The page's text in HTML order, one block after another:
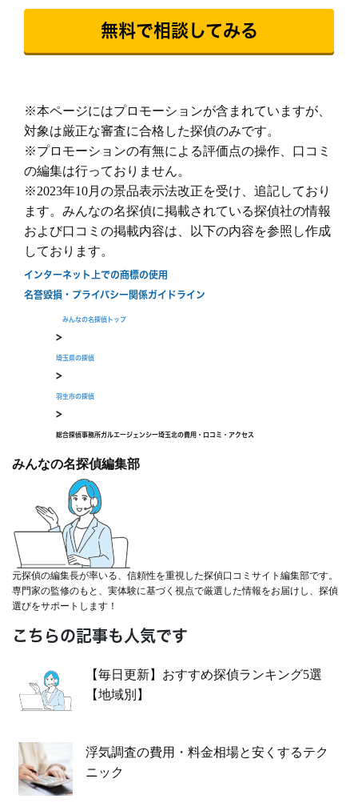
8/8
○
8/9
○
8/10
○
8/11
○
8/12
○
8/13
○
8/14
○
8/15
30秒でご案内できます
無料で相談してみる
※本ページにはプロモーションが含まれていますが、
対象は厳正な審査に合格した探偵のみです。
※プロモーションの有無による評価点の操作、口コミ
の編集は行っておりません。
※2023年10月の景品表示法改正を受け、追記しており
ます。みんなの名探偵に掲載されている探偵社の情報
および口コミの掲載内容は、以下の内容を参照し作成
しております。
インターネット上での商標の使用
名誉毀損・プライバシー関係ガイドライン
みんなの名探偵トップ
>
埼玉県の探偵
>
羽生市の探偵
>
総合探偵事務所ガルエージェンシー埼玉北の費用・口コミ・アクセス
みんなの名探偵編集部
元探偵の編集長が率いる、信頼性を重視した探偵口コミサイト編集部です。
専門家の監修のもと、実体験に基づく視点で厳選した情報をお届けし、探偵
選びをサポートします！
こちらの記事も人気です
【毎日更新】おすすめ探偵ランキング5選
【地域別】
浮気調査の費用・料金相場と安くするテク
ニック